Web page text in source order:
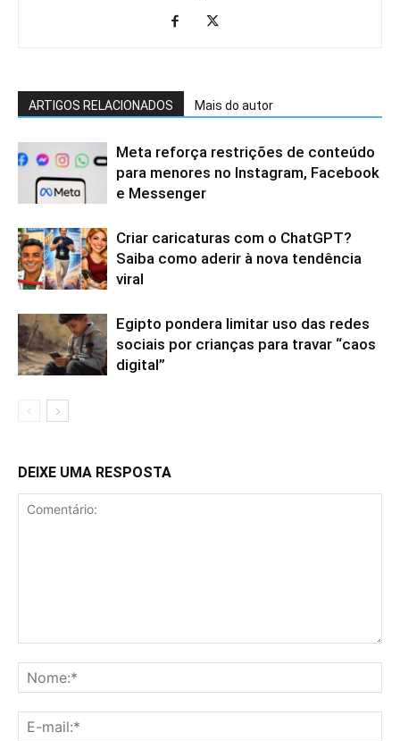
ARTIGOS RELACIONADOS Mais do autor
Meta reforça restrições de conteúdo
para menores no Instagram, Facebook
e Messenger
Criar caricaturas com o ChatGPT?
Saiba como aderir à nova tendência
viral
Egipto pondera limitar uso das redes
sociais por crianças para travar “caos
digital”
DEIXE UMA RESPOSTA